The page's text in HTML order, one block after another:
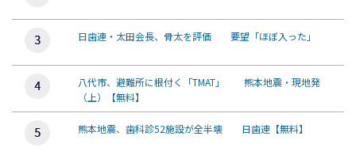
日歯連・太田会長、骨太を評価 要望「ほぼ入った」
八代市、避難所に根付く「TMAT」 熊本地震・現地発
（上）【無料】
熊本地震、歯科診52施設が全半壊 日歯連【無料】